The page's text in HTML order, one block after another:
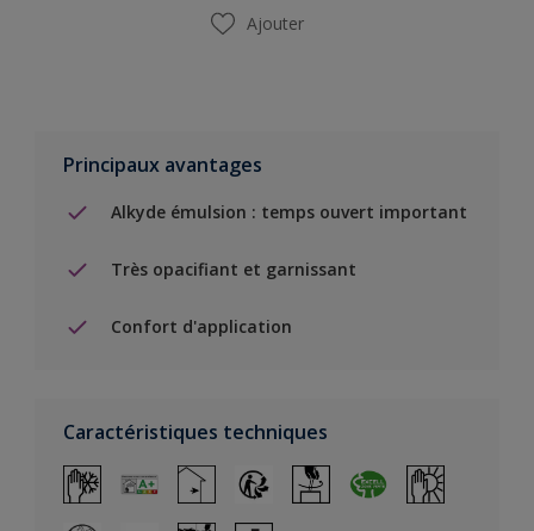
Ajouter
Principaux avantages
Alkyde émulsion : temps ouvert important
Très opacifiant et garnissant
Confort d'application
Caractéristiques techniques